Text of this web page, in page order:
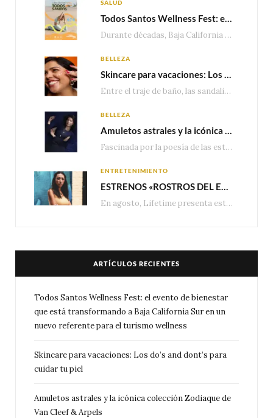
SALUD
Todos Santos Wellness Fest: el evento de bienestar que está transformando a Baja California Sur en un nuevo referente para el turismo wellness
Durante décadas, Baja California Sur ha sido reconocido por sus playas, hoteles de lujo y…
BELLEZA
Skincare para vacaciones: Los do’s and dont’s para cuidar tu piel
Entre el traje de baño, las sandalias, los lentes de sol y los looks que…
BELLEZA
Amuletos astrales y la icónica colección Zodiaque de Van Cleef & Arpels
Fascinada por la poesía de las estrellas, la Maison Van Cleef & Arpels celebra la llegada de las…
ENTRETENIMIENTO
ESTRENOS «ROSTROS DEL ENGAÑO», ESPECIAL DE LIFETIME MOVIES DONDE NADA NI NADIE ES LO QUE PARECE
En agosto, Lifetime presenta estrenos exclusivos con historias donde las apariencias esconden los secretos más…
ARTÍCULOS RECIENTES
Todos Santos Wellness Fest: el evento de bienestar
que está transformando a Baja California Sur en un
nuevo referente para el turismo wellness
Skincare para vacaciones: Los do’s and dont’s para
cuidar tu piel
Amuletos astrales y la icónica colección Zodiaque de
Van Cleef & Arpels